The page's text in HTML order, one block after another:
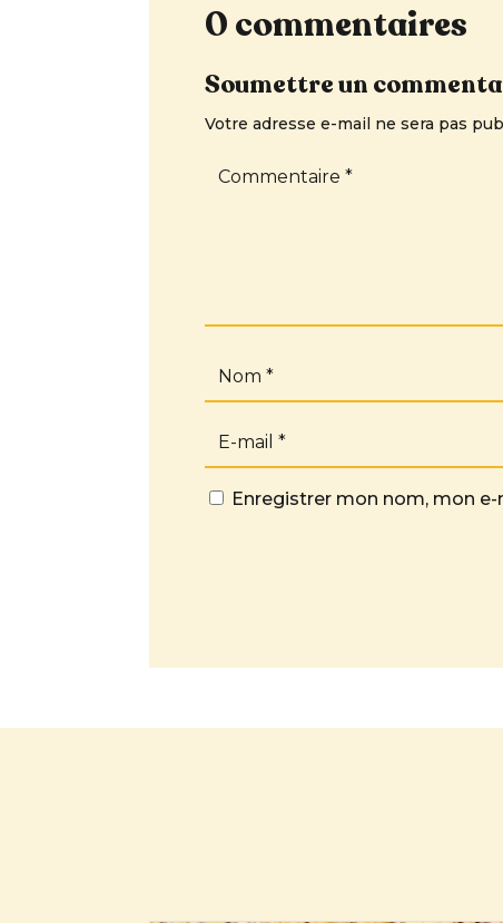
0 commentaires
Soumettre un
Votre adresse e-mail ne sera pas
Enregistrer mon nom, mon